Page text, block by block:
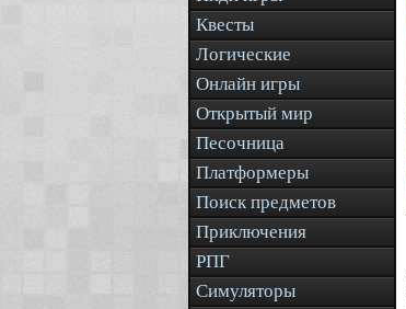
Квесты
Логические
Онлайн игры
Открытый мир
Песочница
Платформеры
Поиск предметов
Приключения
РПГ
Симуляторы